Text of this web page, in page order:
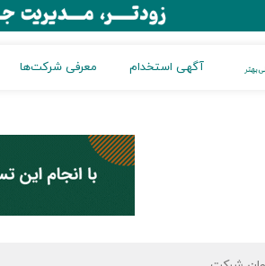
آگهی استخدام معرفی شرکت‌ها